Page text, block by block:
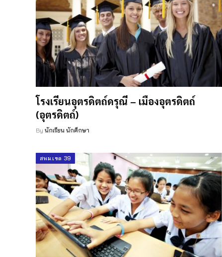
โรงเรียนอุตรดิตถ์ดรุณี – เมืองอุตรดิตถ์
(อุตรดิตถ์)
By นักเรียน นักศึกษา
สพม.เขต 39